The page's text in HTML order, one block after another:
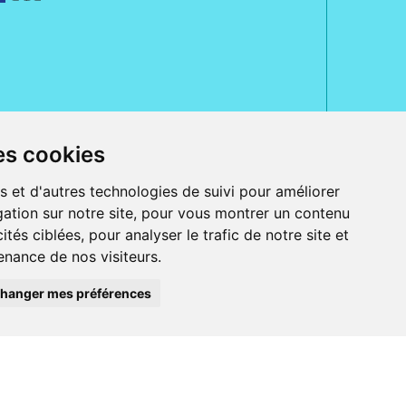
cookies
et d'autres technologies de suivi pour améliorer
sur notre site, pour vous montrer un contenu
ciblées, pour analyser le trafic de notre site et
de nos visiteurs.
mes préférences
Jeanne d' Harcourt, 80300 Albert.
ordonnance.
et iPod touch), ou sur Google Play (pour Androïd 5.0 ou version
Bancontact, PayPal.
beauté et bien-être ainsi que différents services : suivi personnalisé,
la peau, des cheveux...), mesure de la glycémie, perruques.
Pharmactiv réunit près de 1500 adhérents pharmaciens autour d' un
médical sous sa marque BetterLife.